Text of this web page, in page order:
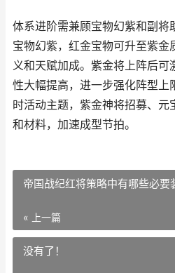
体系进阶需兼顾宝物幻紫和副
宝物幻紫，红金宝物可升至紫金
义和天赋加成。紫金将上阵后可
性大幅提高，进一步强化阵型上
时活动主题，紫金神将招募、元
和材料，加速成型节拍。
帝国战纪红将策略中有哪些必要
« 上一篇
没有了！